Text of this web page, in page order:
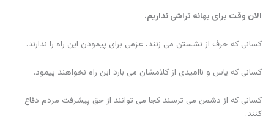
الان وقت برای بهانه تراشی نداریم.
کسانی که حرف از نشستن می زنند، عزمی برای پیمودن این راه را ندارند.
کسانی که یاس و ناامیدی از کلامشان می بارد این راه نخواهند پیمود.
کسانی که از دشمن می ترسند کجا می توانند از حق پیشرفت مردم دفاع
کنند.